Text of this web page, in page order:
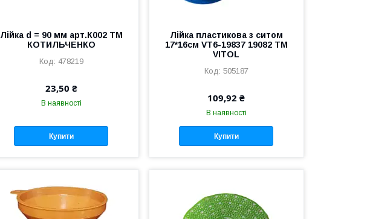
Лійка d = 90 мм арт.К002 ТМ
КОТИЛЬЧЕНКО
478219
23,50 ₴
В наявності
Купити
Лійка пластикова з ситом
17*16см VT6-19837 19082 ТМ
VITOL
505187
109,92 ₴
В наявності
Купити